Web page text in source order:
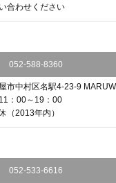
合わせください
052-588-8360
市中村区名駅4-23-9
：00～19：00
（2013年内）
052-533-6616